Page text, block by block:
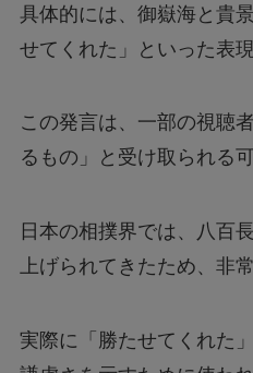
メジャー契約と
【災害】ロサン
選
2025春高バレー
は何
【結婚報告】狩
具体的には、御嶽海と貴
せてくれた」といった表
この発言は、一部の視聴
るもの」と受け取られる
日本の相撲界では、八百
上げられてきたため、非
実際に「勝たせてくれた